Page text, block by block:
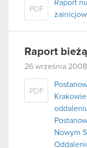
PDF
Raport
Raport
26 września 2008
PDF
Nowym